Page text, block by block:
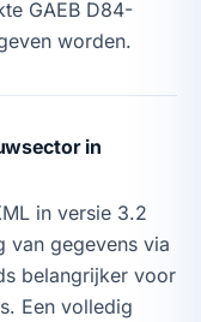
GAEB D84-
worden.
in
in versie 3.2
van gegevens via
belangrijker voor
Een volledig